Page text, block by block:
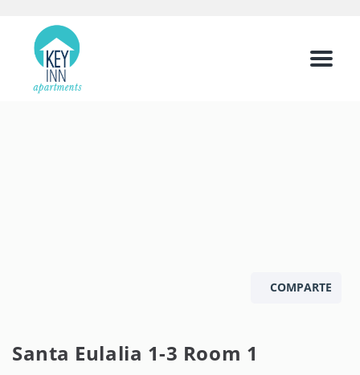
Menu
COMPARTE
Santa Eulalia 1-3 Room 1